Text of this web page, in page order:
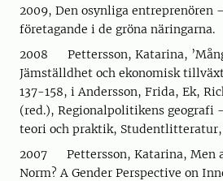
2009, Den osynliga entreprenören
företagande i de gröna näringarna.
2008 Pettersson, Katarina,
Jämställdhet och ekonomisk
137-158, i Andersson, Frida, Ek,
(red.), Regionalpolitikens geografi
teori och praktik, Studentlitteratur,
2007 Pettersson, Katarina, Men
Norm? A Gender Perspective on